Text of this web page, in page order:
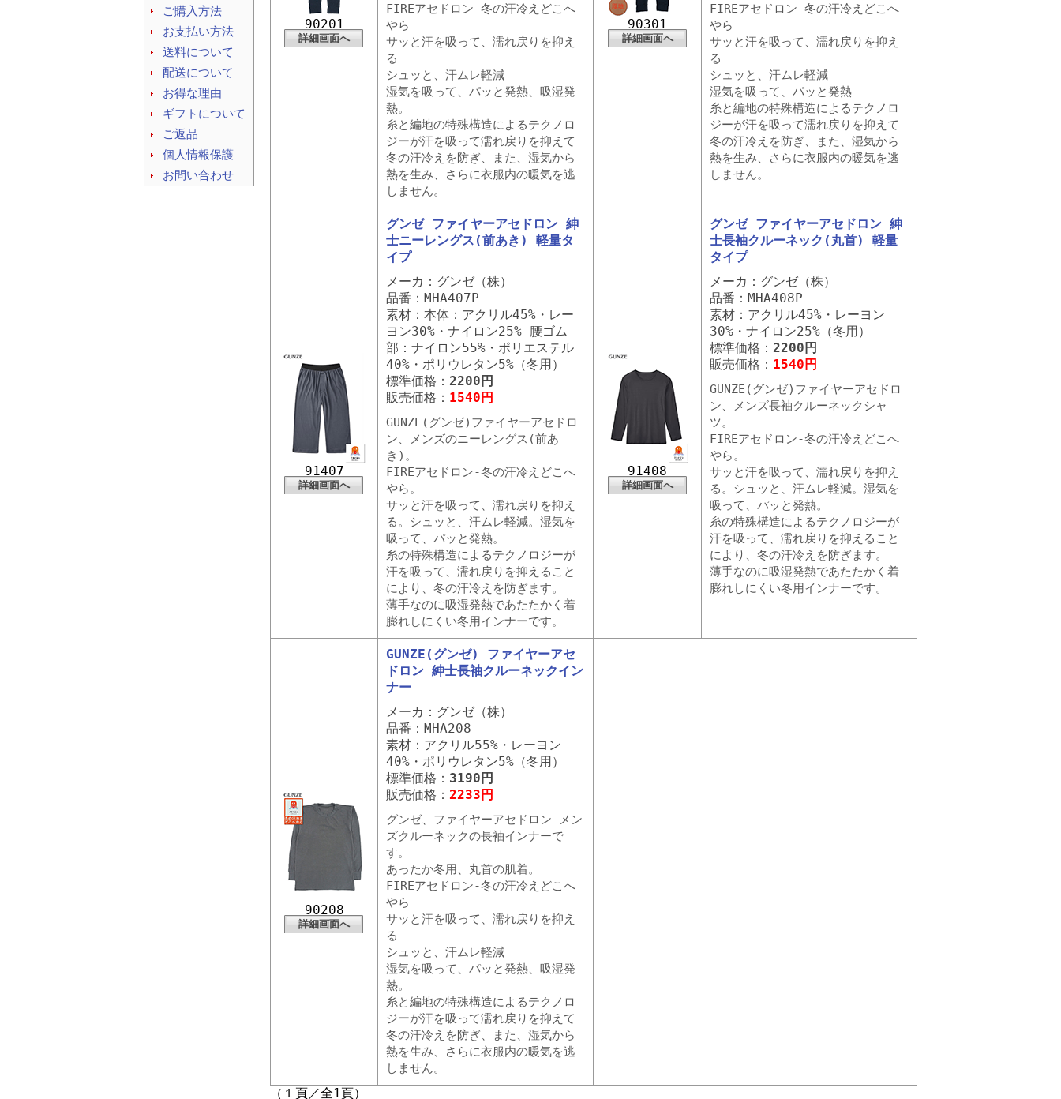
90201
詳細画面へ
FIREアセドロン-冬の汗冷えどこへ
やら
サッと汗を吸って、濡れ戻りを抑え
る
シュッと、汗ムレ軽減
湿気を吸って、パッと発熱、吸湿発
熱。
糸と編地の特殊構造によるテクノロ
ジーが汗を吸って濡れ戻りを抑えて
冬の汗冷えを防ぎ、また、湿気から
熱を生み、さらに衣服内の暖気を逃
しません。
90301
詳細画面へ
FIREアセドロン-冬の汗冷えどこへ
やら
サッと汗を吸って、濡れ戻りを抑え
る
シュッと、汗ムレ軽減
湿気を吸って、パッと発熱
糸と編地の特殊構造によるテクノロ
ジーが汗を吸って濡れ戻りを抑えて
冬の汗冷えを防ぎ、また、湿気から
熱を生み、さらに衣服内の暖気を逃
しません。
91407
詳細画面へ
グンゼ ファイヤーアセドロン 紳
士ニーレングス(前あき) 軽量タ
イプ
メーカ：グンゼ（株）
品番：MHA407P
素材：本体：アクリル45%・レー
ヨン30%・ナイロン25% 腰ゴム
部：ナイロン55%・ポリエステル
40%・ポリウレタン5%（冬用）
標準価格： 2200円
販売価格： 1540円
GUNZE(グンゼ)ファイヤーアセドロ
ン、メンズのニーレングス(前あ
き)。
FIREアセドロン-冬の汗冷えどこへ
やら。
サッと汗を吸って、濡れ戻りを抑え
る。シュッと、汗ムレ軽減。湿気を
吸って、パッと発熱。
糸の特殊構造によるテクノロジーが
汗を吸って、濡れ戻りを抑えること
により、冬の汗冷えを防ぎます。
薄手なのに吸湿発熱であたたかく着
膨れしにくい冬用インナーです。
91408
詳細画面へ
グンゼ ファイヤーアセドロン 紳
士長袖クルーネック(丸首) 軽量
タイプ
メーカ：グンゼ（株）
品番：MHA408P
素材：アクリル45%・レーヨン
30%・ナイロン25%（冬用）
標準価格： 2200円
販売価格： 1540円
GUNZE(グンゼ)ファイヤーアセドロ
ン、メンズ長袖クルーネックシャ
ツ。
FIREアセドロン-冬の汗冷えどこへ
やら。
サッと汗を吸って、濡れ戻りを抑え
る。シュッと、汗ムレ軽減。湿気を
吸って、パッと発熱。
糸の特殊構造によるテクノロジーが
汗を吸って、濡れ戻りを抑えること
により、冬の汗冷えを防ぎます。
薄手なのに吸湿発熱であたたかく着
膨れしにくい冬用インナーです。
90208
詳細画面へ
GUNZE(グンゼ) ファイヤーアセ
ドロン 紳士長袖クルーネックイン
ナー
メーカ：グンゼ（株）
品番：MHA208
素材：アクリル55%・レーヨン
40%・ポリウレタン5%（冬用）
標準価格： 3190円
販売価格： 2233円
グンゼ、ファイヤーアセドロン メン
ズクルーネックの長袖インナーで
す。
あったか冬用、丸首の肌着。
FIREアセドロン-冬の汗冷えどこへ
やら
サッと汗を吸って、濡れ戻りを抑え
る
シュッと、汗ムレ軽減
湿気を吸って、パッと発熱、吸湿発
熱。
糸と編地の特殊構造によるテクノロ
ジーが汗を吸って濡れ戻りを抑えて
冬の汗冷えを防ぎ、また、湿気から
熱を生み、さらに衣服内の暖気を逃
しません。
（１頁／全1頁）
ご購入方法
お支払い方法
送料について
配送について
お得な理由
ギフトについて
ご返品
個人情報保護
お問い合わせ